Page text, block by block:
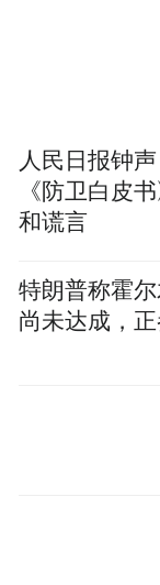
人民日报钟
《防卫白皮
和谎言
特朗普称霍
尚未达成，